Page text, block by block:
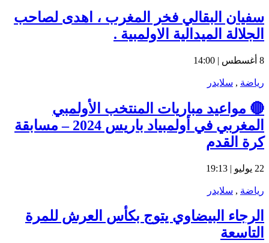
سفيان البقالي فخر المغرب ، اهدى لصاحب
الجلالة الميدالية الاولمبية .
8 أغسطس | 14:00
رياضة , سلايدر
🔴 مواعيد مباريات المنتخب الأولمبي
المغربي في أولمبياد باريس 2024 – مسابقة
كرة القدم
22 يوليو | 19:13
رياضة , سلايدر
الرجاء البيضاوي يتوج بكأس العرش للمرة
التاسعة